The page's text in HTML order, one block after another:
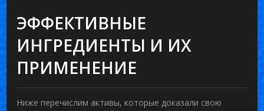
ЭФФЕКТИВНЫЕ
ИНГРЕДИЕНТЫ И ИХ
ПРИМЕНЕНИЕ
Ниже перечислим активы, которые доказали свою